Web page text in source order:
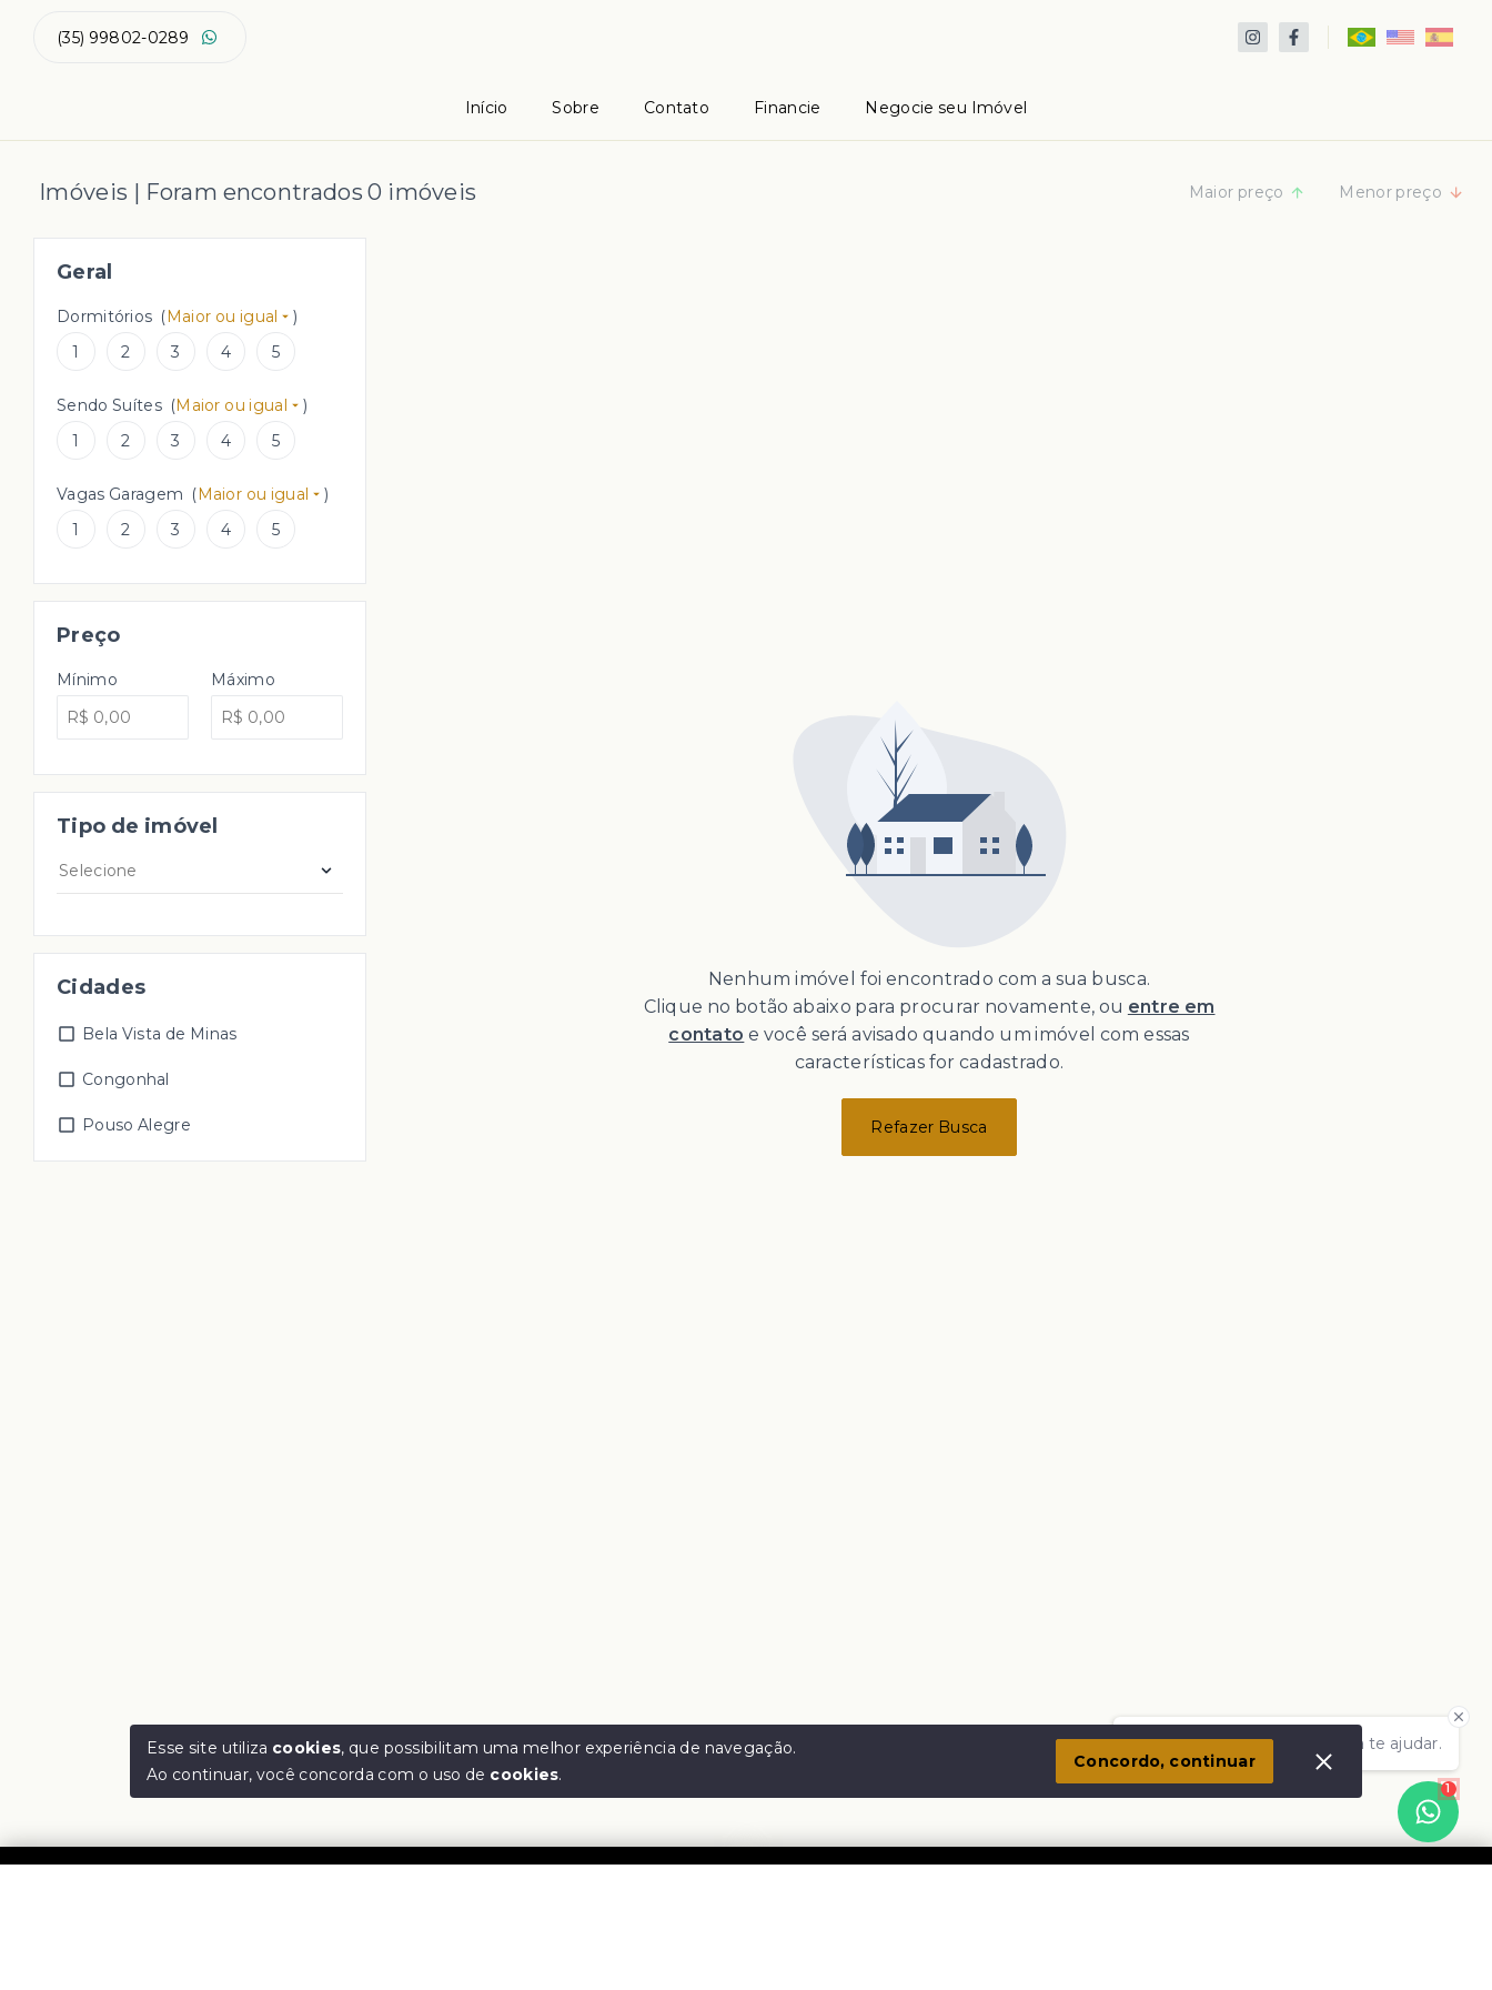
(35) 99802-0289
Início Sobre Contato Financie Negocie seu Imóvel
Imóveis | Foram encontrados 0 imóveis Maior preço Menor preço
Geral
Dormitórios (Maior ou igual
)
1
2 3 4 5
Sendo Suítes (Maior ou igual
)
1
2 3 4 5
Vagas Garagem (Maior ou igual
)
1
2 3 4 5
Preço
Mínimo Máximo
Tipo de imóvel
Selecione
Cidades
Bela Vista de Minas
Congonhal
Pouso Alegre
Nenhum imóvel foi encontrado com a sua busca.
Clique no botão abaixo para procurar novamente, ou entre em
contato e você será avisado quando um imóvel com essas
características for cadastrado.
Refazer Busca
Olá! Estamos disponíveis para te ajudar.
1
Esse site utiliza cookies, que possibilitam uma melhor experiência de navegação.
Ao continuar, você concorda com o uso de cookies.
Concordo, continuar